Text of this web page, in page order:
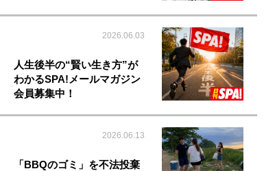
2026.06.03
人生後半の“賢い生き方”が
わかるSPA!メールマガジン
会員募集中！
2026.06.13
「BBQのゴミ」を不法投棄